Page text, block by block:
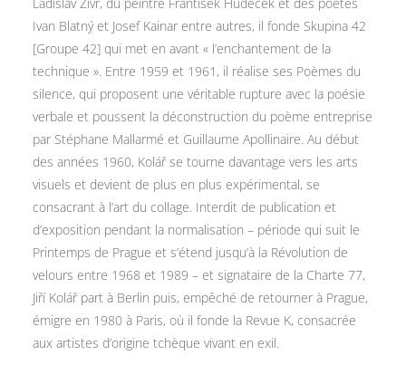
Ivan Blatný et Josef Kainar entre autres, il fonde Skupina 42
[Groupe 42] qui met en avant « l’enchantement de la
technique ». Entre 1959 et 1961, il réalise ses Poèmes du
silence, qui proposent une véritable rupture avec la poésie
verbale et poussent la déconstruction du poème entreprise
par Stéphane Mallarmé et Guillaume Apollinaire. Au début
des années 1960, Kolář se tourne davantage vers les arts
visuels et devient de plus en plus expérimental, se
consacrant à l’art du collage. Interdit de publication et
d’exposition pendant la normalisation – période qui suit le
Printemps de Prague et s’étend jusqu’à la Révolution de
velours entre 1968 et 1989 – et signataire de la Charte 77,
Jiří Kolář part à Berlin puis, empêché de retourner à Prague,
émigre en 1980 à Paris, où il fonde la Revue K, consacrée
aux artistes d’origine tchèque vivant en exil.